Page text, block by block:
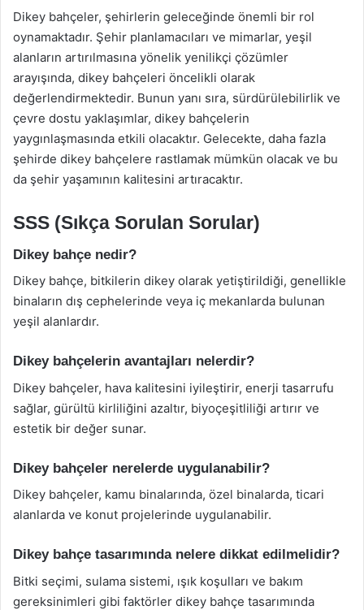
Dikey bahçeler, şehirlerin geleceğinde önemli bir rol
oynamaktadır. Şehir planlamacıları ve mimarlar, yeşil
alanların artırılmasına yönelik yenilikçi çözümler
arayışında, dikey bahçeleri öncelikli olarak
değerlendirmektedir. Bunun yanı sıra, sürdürülebilirlik ve
çevre dostu yaklaşımlar, dikey bahçelerin
yaygınlaşmasında etkili olacaktır. Gelecekte, daha fazla
şehirde dikey bahçelere rastlamak mümkün olacak ve bu
da şehir yaşamının kalitesini artıracaktır.
SSS (Sıkça Sorulan Sorular)
Dikey bahçe nedir?
Dikey bahçe, bitkilerin dikey olarak yetiştirildiği, genellikle
binaların dış cephelerinde veya iç mekanlarda bulunan
yeşil alanlardır.
Dikey bahçelerin avantajları nelerdir?
Dikey bahçeler, hava kalitesini iyileştirir, enerji tasarrufu
sağlar, gürültü kirliliğini azaltır, biyoçeşitliliği artırır ve
estetik bir değer sunar.
Dikey bahçeler nerelerde uygulanabilir?
Dikey bahçeler, kamu binalarında, özel binalarda, ticari
alanlarda ve konut projelerinde uygulanabilir.
Dikey bahçe tasarımında nelere dikkat edilmelidir?
Bitki seçimi, sulama sistemi, ışık koşulları ve bakım
gereksinimleri gibi faktörler dikey bahçe tasarımında